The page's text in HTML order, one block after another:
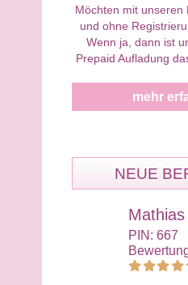
Möchten mit unseren
und ohne
Wenn ja, dann ist
Prepaid Aufladung
mehr
NEUE
Mathias
PIN: 667